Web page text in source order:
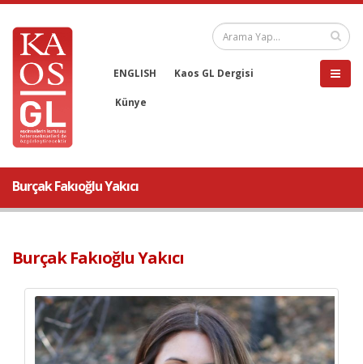
ENGLISH Kaos GL Dergisi
Künye
Burçak Fakıoğlu Yakıcı
Burçak Fakıoğlu Yakıcı